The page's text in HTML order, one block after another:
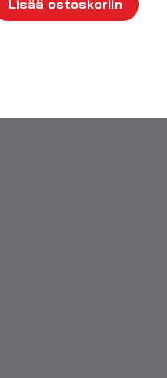
Lisää ostoskoriin